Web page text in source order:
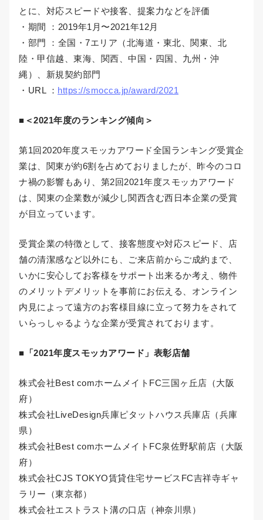
とに、対応スピードや接客、提案力などを評価
・期間 ：2019年1月〜2021年12月
・部門 ：全国・7エリア（北海道・東北、関東、北
陸・甲信越、東海、関西、中国・四国、九州・沖
縄）、新規契約部門
・URL ： https://smocca.jp/award/2021
■＜2021年度のランキング傾向＞
第1回2020年度スモッカアワード全国ランキング受賞企
業は、関東が約6割を占めておりましたが、昨今のコロ
ナ禍の影響もあり、第2回2021年度スモッカアワード
は、関東の企業数が減少し関西含む西日本企業の受賞
が目立っています。
受賞企業の特徴として、接客態度や対応スピード、店
舗の清潔感など以外にも、ご来店前からご成約まで、
いかに安心してお客様をサポート出来るか考え、物件
のメリットデメリットを事前にお伝える、オンライン
内見によって遠方のお客様目線に立って努力をされて
いらっしゃるような企業が受賞されております。
■「2021年度スモッカアワード」表彰店舗
株式会社Best comホームメイトFC三国ヶ丘店（大阪
府）
株式会社LiveDesign兵庫ピタットハウス兵庫店（兵庫
県）
株式会社Best comホームメイトFC泉佐野駅前店（大阪
府）
株式会社CJS TOKYO賃貸住宅サービスFC吉祥寺ギャ
ラリー（東京都）
株式会社エストラスト溝の口店（神奈川県）